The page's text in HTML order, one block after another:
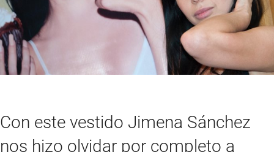
Con este vestido Jimena Sánchez
nos hizo olvidar por completo a